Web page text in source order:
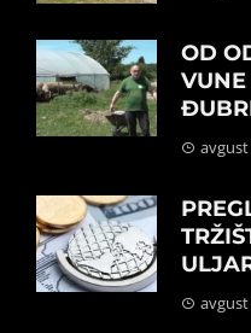
OD
avgust
avgust